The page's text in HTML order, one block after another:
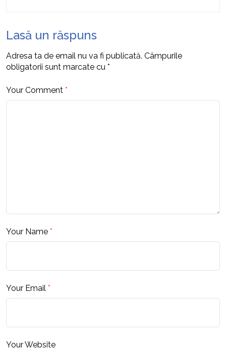
Lasă un răspuns
Adresa ta de email nu va fi publicată. Câmpurile
obligatorii sunt marcate cu *
Your Comment *
Your Name *
Your Email *
Your Website